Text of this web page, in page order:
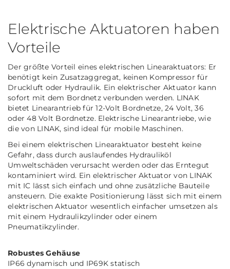
Elektrische Aktuatoren haben
Vorteile
Der größte Vorteil eines elektrischen Linearaktuators: Er
benötigt kein Zusatzaggregat, keinen Kompressor für
Druckluft oder Hydraulik. Ein elektrischer Aktuator kann
sofort mit dem Bordnetz verbunden werden. LINAK
bietet Linearantrieb für 12-Volt Bordnetze, 24 Volt, 36
oder 48 Volt Bordnetze. Elektrische Linearantriebe, wie
die von LINAK, sind ideal für mobile Maschinen.
Bei einem elektrischen Linearaktuator besteht keine
Gefahr, dass durch auslaufendes Hydrauliköl
Umweltschäden verursacht werden oder das Erntegut
kontaminiert wird. Ein elektrischer Aktuator von LINAK
mit IC lässt sich einfach und ohne zusätzliche Bauteile
ansteuern. Die exakte Positionierung lässt sich mit einem
elektrischen Aktuator wesentlich einfacher umsetzen als
mit einem Hydraulikzylinder oder einem
Pneumatikzylinder.
Robustes Gehäuse
IP66 dynamisch und IP69K statisch